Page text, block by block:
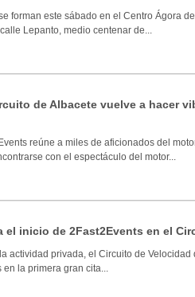
forman este sábado en el Centro Ágora
Lepanto, medio centenar de...
de Albacete vuelve a hacer
reúne a miles de aficionados del
con el espectáculo del motor...
el inicio de 2Fast2Events en el
actividad privada, el Circuito de Velocidad
la primera gran cita...